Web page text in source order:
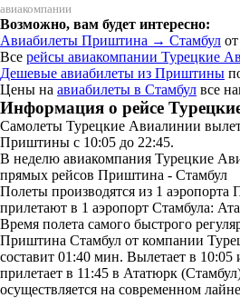
авиакомпании
Возможно, вам будет интересно:
Авиабилеты Приштина → Стамбул
Все рейсы авиакомпании Турецкие
Дешевые авиабилеты из Приштины
Цены на авиабилеты в Стамбул все
Информация о рейсе
Самолеты Турецкие Авиалинии
Приштины с 10:05 до 22:45.
В неделю авиакомпания Турецкие
прямых рейсов Приштина - Стамбул
Полеты производятся из 1
прилетают в 1 аэропорт Стамбула:
Время полета самого быстрого
Приштина Стамбул от компании
составит 01:40 мин. Вылетает в
прилетает в 11:45 в Ататюрк
осуществляется на современном